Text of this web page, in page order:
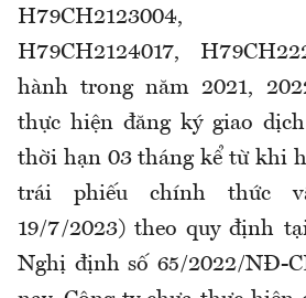
H79CH2123004,
H79CH2124017,
hành trong năm 2021,
thực hiện đăng ký giao
thời hạn 03 tháng kể từ khi
trái phiếu chính thức
19/7/2023) theo quy định
Nghị định số 65/2022/NĐ-